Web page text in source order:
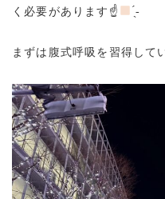
く必要があります☝
̖́-
まずは腹式呼吸を習得して